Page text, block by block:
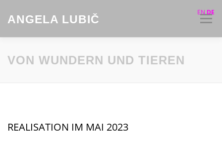
Inhalt
springen
ANGELA LUBIČ Menü
AKTUELLES INSTALLATIONEN
VIDEOS VITA KONTAKT
VON WUNDERN UND TIEREN
REALISATION IM MAI 2023
ENDE